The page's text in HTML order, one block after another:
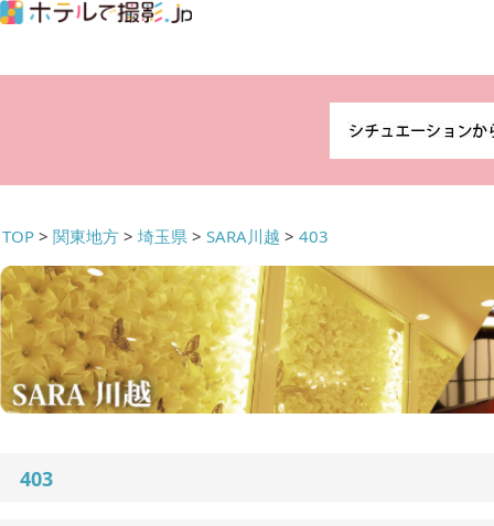
TOP > 関東地方 > 埼玉県 > SARA川越 > 403
403